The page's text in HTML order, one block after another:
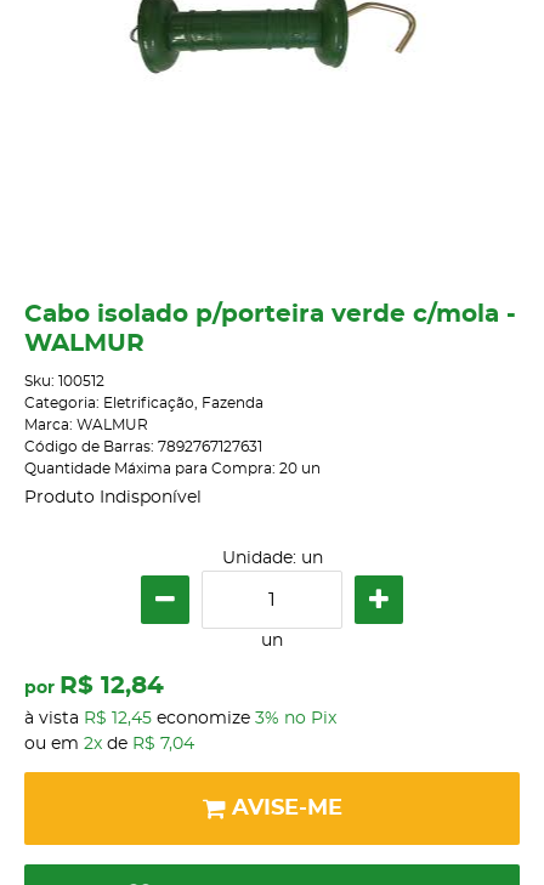
Cabo isolado p/porteira verde c/mola -
WALMUR
Sku: 100512
Categoria: Eletrificação
Fazenda
Marca: WALMUR
Código de Barras: 7892767127631
Quantidade Máxima para Compra: 20 un
Produto Indisponível
Unidade: un
un
por R$ 12,84
à vista R$ 12,45 economize 3% no Pix
ou em 2x de R$ 7,04
AVISE-ME